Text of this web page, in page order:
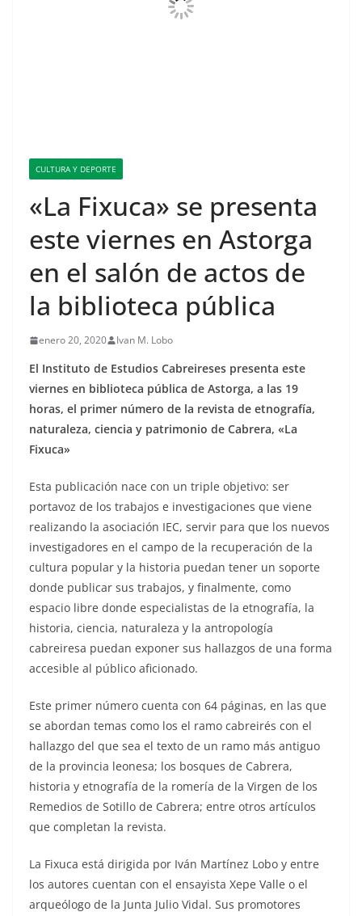
CULTURA Y DEPORTE
«La Fixuca» se presenta
este viernes en Astorga
en el salón de actos de
la biblioteca pública
enero 20, 2020 Ivan M. Lobo
El Instituto de Estudios Cabreireses presenta este
viernes en biblioteca pública de Astorga, a las 19
horas, el primer número de la revista de etnografía,
naturaleza, ciencia y patrimonio de Cabrera, «La
Fixuca»
Esta publicación nace con un triple objetivo: ser
portavoz de los trabajos e investigaciones que viene
realizando la asociación IEC, servir para que los nuevos
investigadores en el campo de la recuperación de la
cultura popular y la historia puedan tener un soporte
donde publicar sus trabajos, y finalmente, como
espacio libre donde especialistas de la etnografía, la
historia, ciencia, naturaleza y la antropología
cabreiresa puedan exponer sus hallazgos de una forma
accesible al público aficionado.
Este primer número cuenta con 64 páginas, en las que
se abordan temas como los el ramo cabreirés con el
hallazgo del que sea el texto de un ramo más antiguo
de la provincia leonesa; los bosques de Cabrera,
historia y etnografía de la romería de la Virgen de los
Remedios de Sotillo de Cabrera; entre otros artículos
que completan la revista.
La Fixuca está dirigida por Iván Martínez Lobo y entre
los autores cuentan con el ensayista Xepe Valle o el
arqueólogo de la Junta Julio Vidal. Sus promotores